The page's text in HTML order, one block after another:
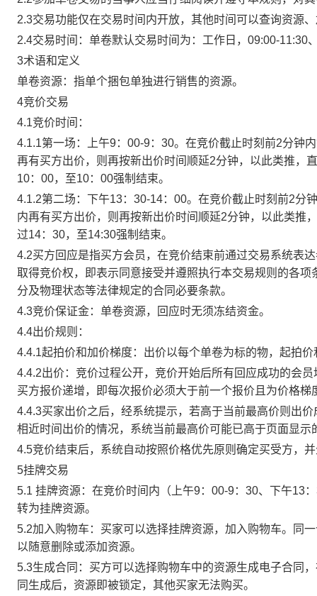
2.3交易功能仅在交易时间内开放，其他时间可以查询资源
2.4交易时间：单卷默认交易时间为：工作日，09:00-11:30
3术语和定义
单卷资源：指单个捆包单独进行销售的资源。
4竞价交易
4.1竞价时间：
4.1.1第一场：上午9：00-9：30。在竞价截止时刻前2分钟
再有买方出价，则再按新出价时间顺延2分钟，以此类推，
10：00，至10：00强制结束。
4.1.2第二场：下午13：30-14：00。在竞价截止时刻前2分
内再有买方出价，则再按新出价时间顺延2分钟，以此类推
过14：30，至14:30强制结束。
4.2买方回应是指买方会员，在竞价结束前通过交易系统表
取得竞价权，即表示同意接受并遵照执行本交易规则的各
分及物理状态等法律规定的合同必要条款。
4.3竞价保证金：单卷资源，回应时无须冻结资金。
4.4出价规则：
4.4.1起拍价和加价梯度：出价以每个单卷为标的物，起拍
4.4.2出价：竞价过程公开，竞价开始后所有回应成功的会
买方报价递增，即每次报价必须大于前一个报价且为价格
4.4.3买家出价之后，经系统提示，若高于当前最高价则出
相近时间出价的情况，系统当前最高价可能已高于页面显示
4.5竞价结束后，系统自动按照价格优先原则确定买受方，
5挂牌交易
5.1 挂牌资源：在竞价时间内（上午9：00-9：30、下午13
转为挂牌资源。
5.2加入购物车：买家可以选择挂牌资源，加入购物车。同
以随意删除或添加资源。
5.3生成合同：买方可以选择购物车中的资源生成电子合同
同生成后，资源即被锁定，其他买家无法购买。